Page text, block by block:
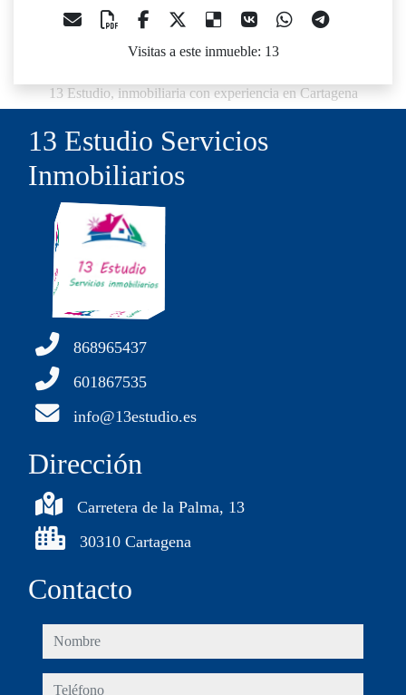
Visitas a este inmueble: 13
13 Estudio, inmobiliaria con experiencia en Cartagena
13 Estudio Servicios
Inmobiliarios
868965437
601867535
info@13estudio.es
Dirección
Carretera de la Palma, 13
30310 Cartagena
Contacto
nombre
teléfono